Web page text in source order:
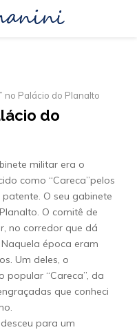
no Palácio do Planalto
do
militar era o
como “Careca”pelos
O seu gabinete
O comitê de
no corredor que dá
época eram
Um deles, o
popular “Careca”, da
que conheci
para um